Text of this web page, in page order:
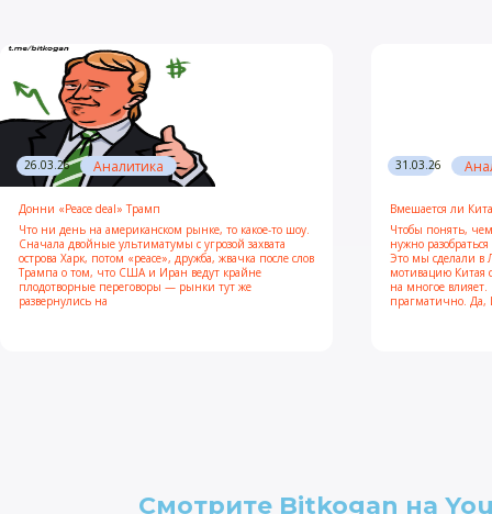
Экономист Евгений Коган
экономике: «Мне хотелось
реальный бизнес»
Как увеличить свой доход:
Читать далее 31.03.26
Вмешается ли
Чтобы понять,
нужно
Это мы сделали в
мотивацию Китая
на многое влияет.
прагматично.
26.03.26 Аналитика
Донни «Peace deal» Трамп
Что ни день на американском рынке, то какое-то шоу.
Сначала двойные ультиматумы с угрозой захвата
острова Харк, потом «peace», дружба, жвачка после слов
Трампа о том, что США и Иран ведут крайне
плодотворные переговоры — рынки тут же
развернулись на
Смотрите Bitkogan на